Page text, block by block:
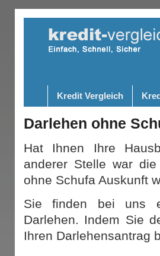
Kredit Vergleich
Darlehen ohne
Hat Ihnen Ihre
anderer Stelle war
ohne Schufa Auskunft
Sie finden bei uns
Darlehen. Indem Sie
Ihren Darlehensantrag